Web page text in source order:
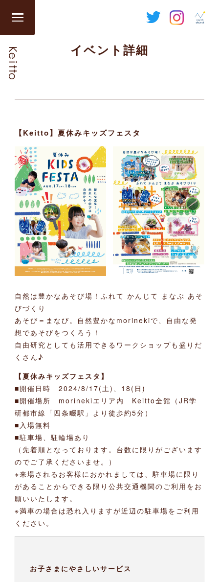
グ
ロ
閉
る
イベント詳細
【Keitto】夏休みキッズフェスタ
自然は豊かなあそび場！ふれて かんじて まなぶ あそ
びづくり
あそび＝まなび。自然豊かなmorinekiで、自由な発
想であそびをつくろう！
自由研究としても活用できるワークショップも盛りだ
くさん♪
【夏休みキッズフェスタ】
■開催日時 2024/8/17(土)、18(日)
■開催場所 morinekiエリア内 Keitto全館（JR学
研都市線「四条畷駅」より徒歩約5分）
■入場無料
■駐車場、駐輪場あり
（先着順となっております。台数に限りがございます
のでご了承くださいませ。）
※来場されるお客様におかれましては、駐車場に限り
があることからできる限り公共交通機関のご利用をお
願いいたします。
※満車の場合は恐れ入りますが近辺の駐車場をご利用
ください。
お子さまにやさしいサービス